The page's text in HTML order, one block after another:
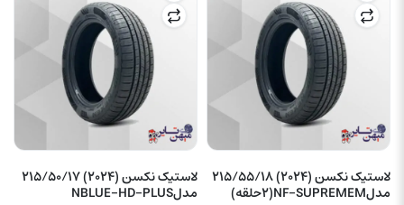
لاستیک نکسن (2024) 215/55/18
مدلNF-SUPREMEM(2حلقه)
لاستیک نکسن (2024) 215/50/17
مدلNBLUE-HD-PLUS